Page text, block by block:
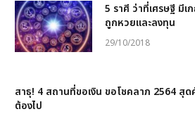
5 ราศี ว่าที่เศรษฐี มี
ถูกหวยและลงทุน
29/10/2018
สาธุ! 4 สถานที่ขอเงิน ขอโชคลาภ 2564
ต้องไป